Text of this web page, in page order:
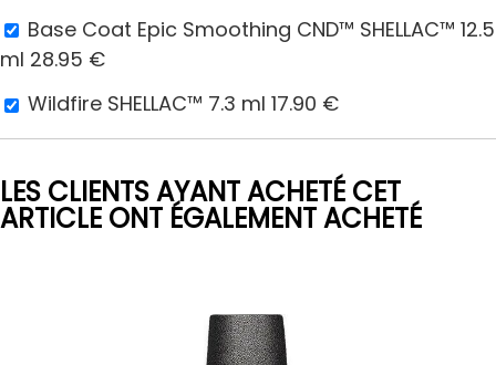
Base Coat Epic Smoothing CND™ SHELLAC™ 12.5
ml 28.95 €
Wildfire SHELLAC™ 7.3 ml 17.90 €
LES CLIENTS AYANT ACHETÉ CET
ARTICLE ONT ÉGALEMENT ACHETÉ